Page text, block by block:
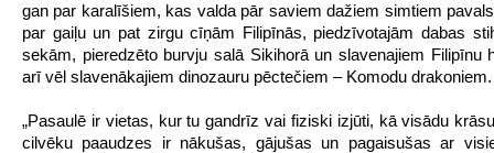
gan par karalīšiem, kas valda pār saviem dažiem simtiem
par gaiļu un pat zirgu cīņām Filipīnās, piedzīvotajām dabas
sekām, pieredzēto burvju salā Sikihorā un slavenajiem Filipīnu
arī vēl slavenākajiem dinozauru pēctečiem – Komodu drakoniem.
„Pasaulē ir vietas, kur tu gandrīz vai fiziski izjūti, kā visādu
cilvēku paaudzes ir nākušas, gājušas un pagaisušas ar